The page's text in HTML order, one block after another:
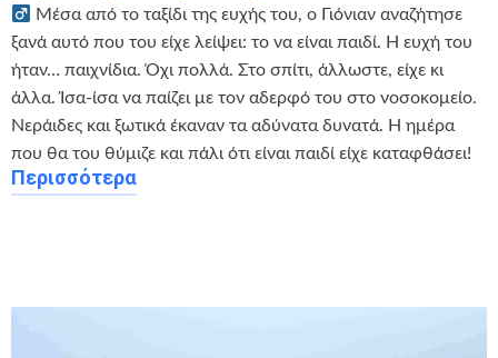
Μέσα από το ταξίδι της ευχής του, ο Γιόνιαν αναζήτησε
ξανά αυτό που του είχε λείψει: το να είναι παιδί. Η ευχή του
ήταν… παιχνίδια. Όχι πολλά. Στο σπίτι, άλλωστε, είχε κι
άλλα. Ίσα-ίσα να παίζει με τον αδερφό του στο νοσοκομείο.
Νεράιδες και ξωτικά έκαναν τα αδύνατα δυνατά. Η ημέρα
που θα του θύμιζε και πάλι ότι είναι παιδί είχε καταφθάσει!
Περισσότερα